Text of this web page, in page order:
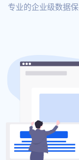
专业的企业级数据